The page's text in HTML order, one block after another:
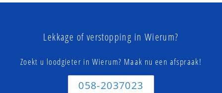
Lekkage of verstopping in Wierum?
Zoekt u loodgieter in Wierum? Maak nu een afspraak!
058-2037023